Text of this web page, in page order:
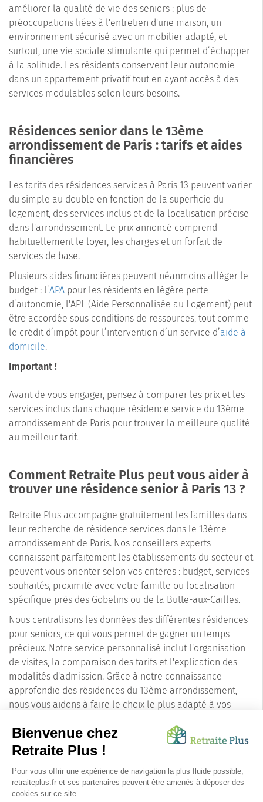
améliorer la qualité de vie des seniors : plus de
préoccupations liées à l'entretien d'une maison, un
environnement sécurisé avec un mobilier adapté, et
surtout, une vie sociale stimulante qui permet d’échapper
à la solitude. Les résidents conservent leur autonomie
dans un appartement privatif tout en ayant accès à des
services modulables selon leurs besoins.
Résidences senior dans le 13ème
arrondissement de Paris : tarifs et aides
financières
Les tarifs des résidences services à Paris 13 peuvent varier
du simple au double en fonction de la superficie du
logement, des services inclus et de la localisation précise
dans l'arrondissement. Le prix annoncé comprend
habituellement le loyer, les charges et un forfait de
services de base.
Plusieurs aides financières peuvent néanmoins alléger le
budget : l’APA pour les résidents en légère perte
d’autonomie, l'APL (Aide Personnalisée au Logement) peut
être accordée sous conditions de ressources, tout comme
le crédit d’impôt pour l’intervention d’un service d’aide à
domicile.
Important !
Avant de vous engager, pensez à comparer les prix et les
services inclus dans chaque résidence service du 13ème
arrondissement de Paris pour trouver la meilleure qualité
au meilleur tarif.
Comment Retraite Plus peut vous aider à
trouver une résidence senior à Paris 13 ?
Retraite Plus accompagne gratuitement les familles dans
leur recherche de résidence services dans le 13ème
arrondissement de Paris. Nos conseillers experts
connaissent parfaitement les établissements du secteur et
peuvent vous orienter selon vos critères : budget, services
souhaités, proximité avec votre famille ou localisation
spécifique près des Gobelins ou de la Butte-aux-Cailles.
Nous centralisons les données des différentes résidences
pour seniors, ce qui vous permet de gagner un temps
précieux. Notre service personnalisé inclut l'organisation
de visites, la comparaison des tarifs et l'explication des
modalités d'admission. Grâce à notre connaissance
approfondie des résidences du 13ème arrondissement,
nous vous aidons à faire le choix le plus adapté à vos